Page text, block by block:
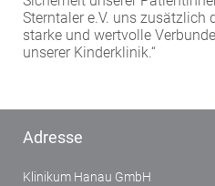
Sterntaler e.V. uns zusätzlich
starke und wertvolle
unserer Kinderklinik.“
Adresse
Klinikum Hanau GmbH